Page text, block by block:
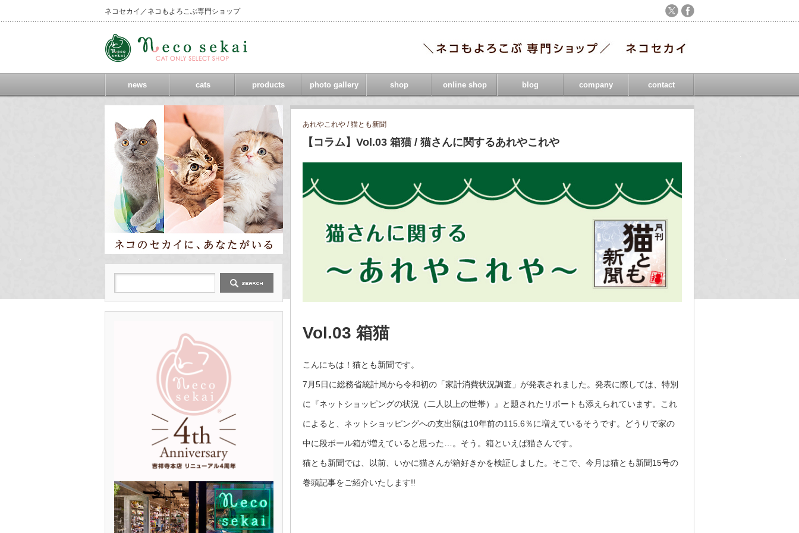
ネコセカイ／ネコもよろこぶ専門ショップ
news cats products photo gallery shop online shop blog company contact
あれやこれや / 猫とも新聞
【コラム】Vol.03 箱猫 / 猫さんに関するあれやこれや
Vol.03 箱猫
こんにちは！猫とも新聞です。
7月5日に総務省統計局から令和初の「家計消費状況調査」が発表されました。発表に際しては、特別
に『ネットショッピングの状況（二人以上の世帯）』と題されたリポートも添えられています。これ
によると、ネットショッピングへの支出額は10年前の115.6％に増えているそうです。どうりで家の
中に段ボール箱が増えていると思った…。そう。箱といえば猫さんです。
猫とも新聞では、以前、いかに猫さんが箱好きかを検証しました。そこで、今月は猫とも新聞15号の
巻頭記事をご紹介いたします!!